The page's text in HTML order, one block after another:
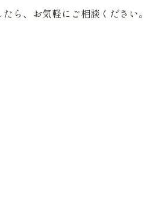
ら、お気軽にご相談ください。